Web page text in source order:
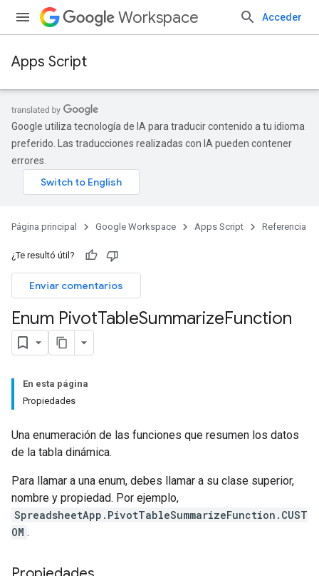
Workspace Acceder
Apps Script
Google utiliza tecnología de IA para traducir contenido a tu idioma
preferido. Las traducciones realizadas con IA pueden contener
errores.
Página principal Google Workspace Apps Script Referencia
¿Te resultó útil?
Enviar comentarios
Enum PivotTableSummarizeFunction
En esta página
Propiedades
Una enumeración de las funciones que resumen los datos
de la tabla dinámica.
Para llamar a una enum, debes llamar a su clase superior,
nombre y propiedad. Por ejemplo,
SpreadsheetApp.PivotTableSummarizeFunction.CUST
OM .